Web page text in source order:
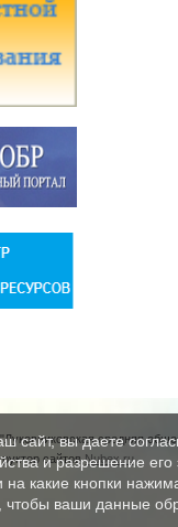
средняя
сайтовNubex.ru
сайт, вы даете
и разрешение
на какие кнопки
ваши данные